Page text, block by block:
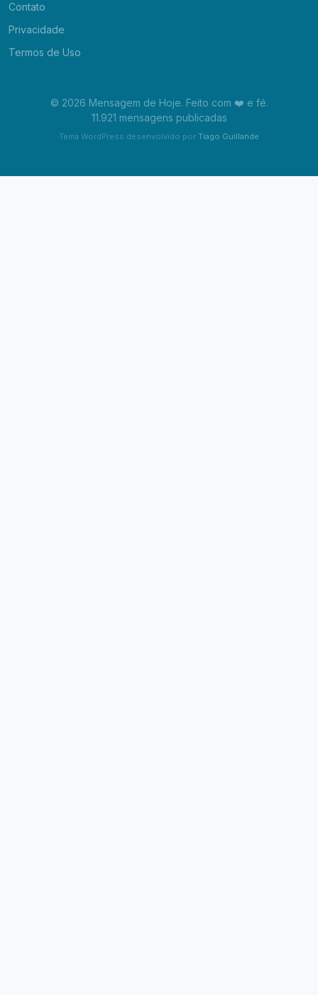
Contato
Privacidade
Termos de Uso
© 2026 Mensagem de Hoje. Feito com ❤️ e fé.
11.921 mensagens publicadas
Tema WordPress desenvolvido por Tiago Guillande